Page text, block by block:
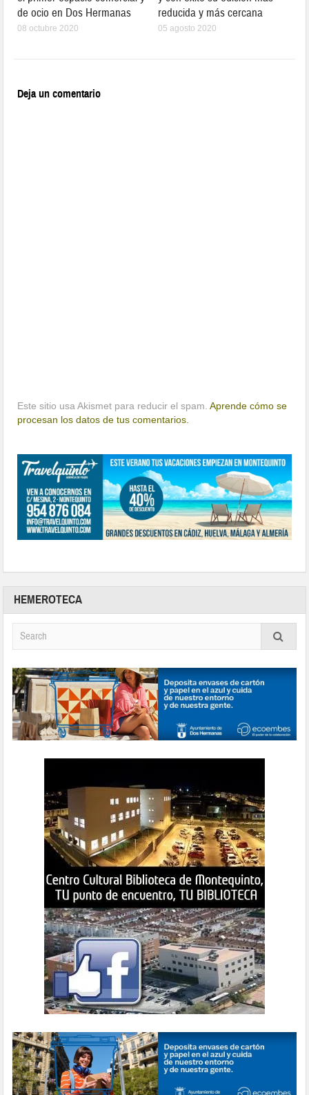
de ocio en Dos Hermanas
08 octubre 2020
reducida y más cercana
05 agosto 2020
Deja un comentario
Este sitio usa Akismet para reducir el spam.Aprende cómo se
procesan los datos de tus comentarios.
HEMEROTECA